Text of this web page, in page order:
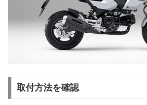
取付方法を確認